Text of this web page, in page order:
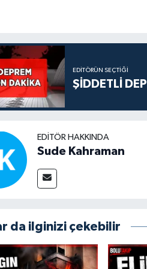
EDITÖRÜN SEÇTIĞI
ŞİDDETLİ
EDITÖR HAKKINDA
Sude Kahraman
da ilginizi çekebilir